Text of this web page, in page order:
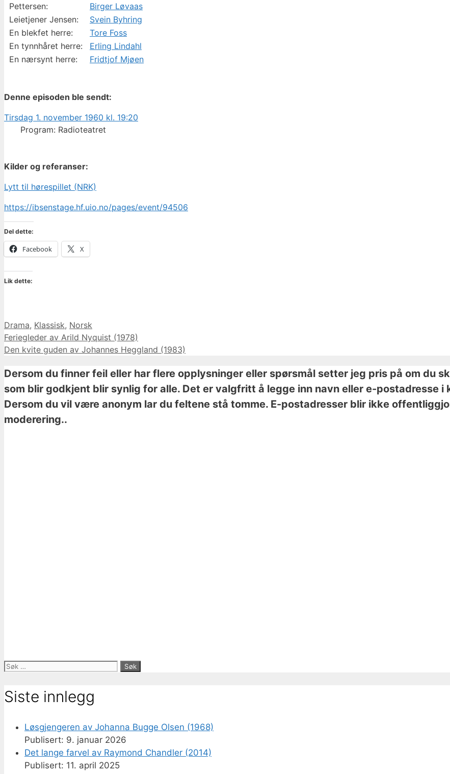
Pettersen:
Birger Løvaas
Leietjener Jensen:
Svein Byhring
En blekfet herre:
Tore Foss
En tynnhåret herre:
Erling Lindahl
En nærsynt herre:
Fridtjof Mjøen
Denne episoden ble sendt:
Tirsdag 1. november 1960 kl. 19:20
Program: Radioteatret
Kilder og referanser:
Lytt til hørespillet (NRK)
https://ibsenstage.hf.uio.no/pages/event/94506
Del dette:
Facebook X
Lik dette:
Kategorier
Drama, Klassisk, Norsk
Feriegleder av Arild Nyquist (1978)
Den kvite guden av Johannes Heggland (1983)
Dersom du finner feil eller har flere opplysninger eller spørsmål setter jeg pris på om du
som blir godkjent blir synlig for alle. Det er valgfritt å legge inn navn eller e-postadresse i
Dersom du vil være anonym lar du feltene stå tomme. E-postadresser blir ikke
moderering..
Søk
Siste innlegg
Løsgjengeren av Johanna Bugge Olsen (1968)
9. januar 2026
Det lange farvel av Raymond Chandler (2014)
11. april 2025